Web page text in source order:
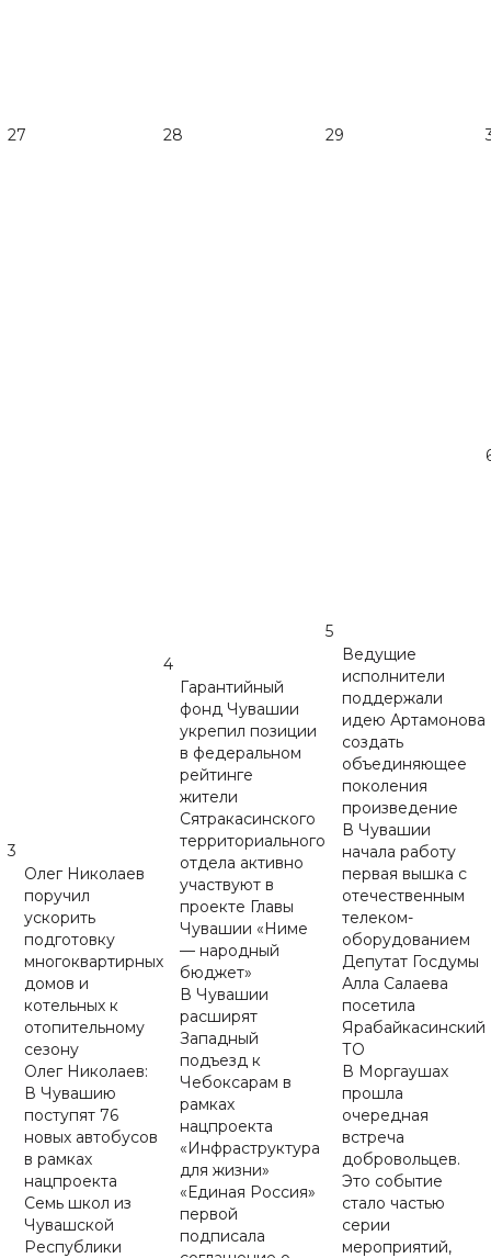
27 28 29
3
Олег Николаев
поручил
ускорить
подготовку
многоквартирных
домов и
котельных к
отопительному
сезону
Олег Николаев:
В Чувашию
поступят 76
новых автобусов
в рамках
нацпроекта
Семь школ из
Чувашской
Республики
4
Гарантийный
фонд Чувашии
укрепил позиции
в федеральном
рейтинге
жители
Сятракасинского
территориального
отдела активно
участвуют в
проекте Главы
Чувашии «Ниме
— народный
бюджет»
В Чувашии
расширят
Западный
подъезд к
Чебоксарам в
рамках
нацпроекта
«Инфраструктура
для жизни»
«Единая Россия»
первой
подписала
5
Ведущие
исполнители
поддержали
идею Артамонова
создать
объединяющее
поколения
произведение
В Чувашии
начала работу
первая вышка с
отечественным
телеком-
оборудованием
Депутат Госдумы
Алла Салаева
посетила
Ярабайкасинский
ТО
В Моргаушах
прошла
очередная
встреча
добровольцев.
Это событие
стало частью
серии
мероприятий,